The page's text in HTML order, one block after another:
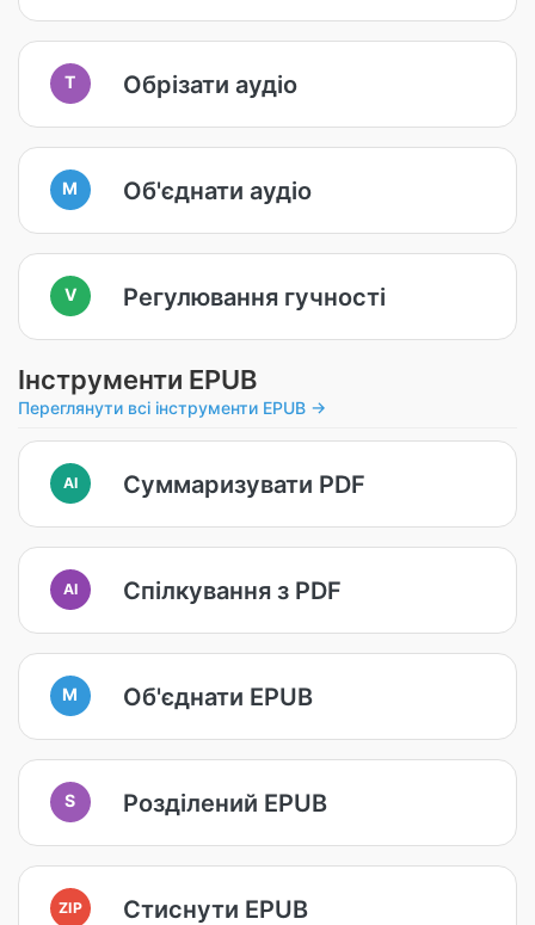
T Обрізати аудіо
M Об'єднати аудіо
V Регулювання гучності
Інструменти EPUB
Переглянути всі інструменти EPUB →
AI Суммаризувати PDF
AI Спілкування з PDF
M Об'єднати EPUB
S Розділений EPUB
ZIP Стиснути EPUB